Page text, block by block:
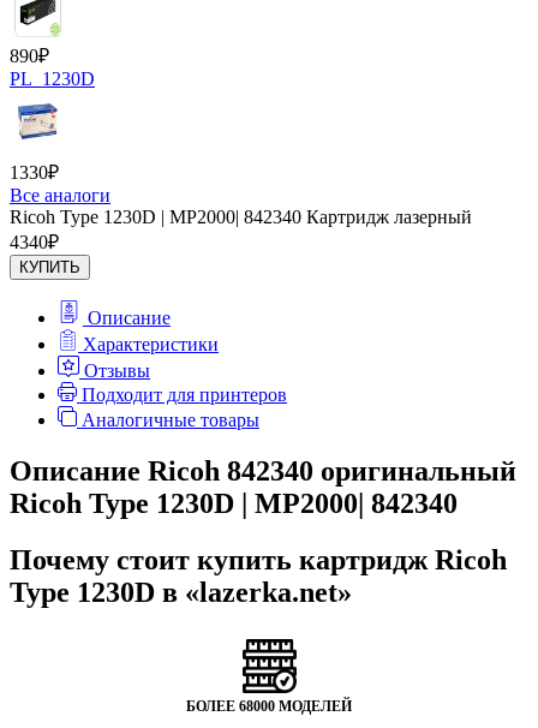
890₽
PL_1230D
1330₽
Все аналоги
Ricoh Type 1230D | MP2000| 842340 Картридж лазерный
4340₽
КУПИТЬ
Описание
Характеристики
Отзывы
Подходит для принтеров
Аналогичные товары
Описание Ricoh 842340 оригинальный
Ricoh Type 1230D | MP2000| 842340
Почему стоит купить картридж Ricoh
Type 1230D в «lazerka.net»
БОЛЕЕ 68000 МОДЕЛЕЙ